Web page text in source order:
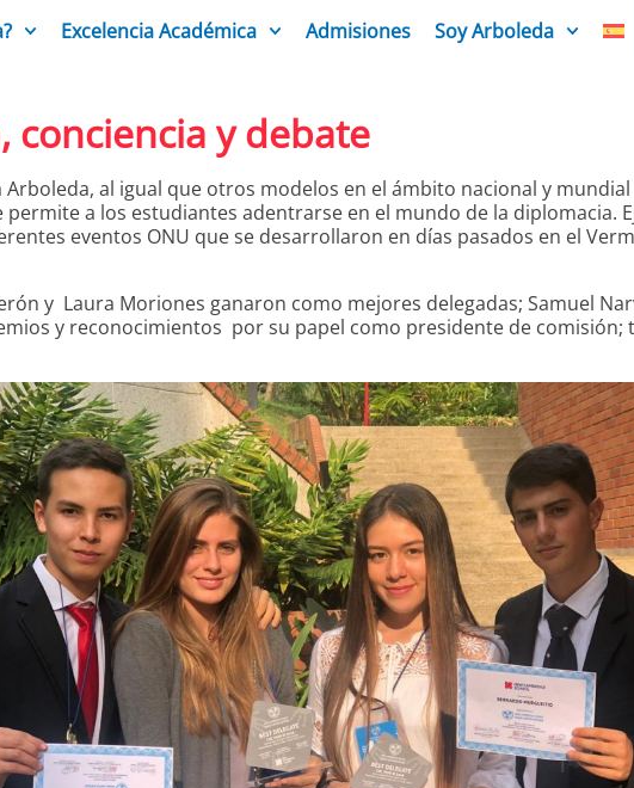
Excelencia Académica Admisiones Soy Arboleda
conciencia y debate
Arboleda, al igual que otros modelos en el ámbito nacional y
permite a los estudiantes adentrarse en el mundo de la diplomacia.
eventos ONU que se desarrollaron en días pasados en el
y Laura Moriones ganaron como mejores delegadas; Samuel
y reconocimientos por su papel como presidente de comisión;